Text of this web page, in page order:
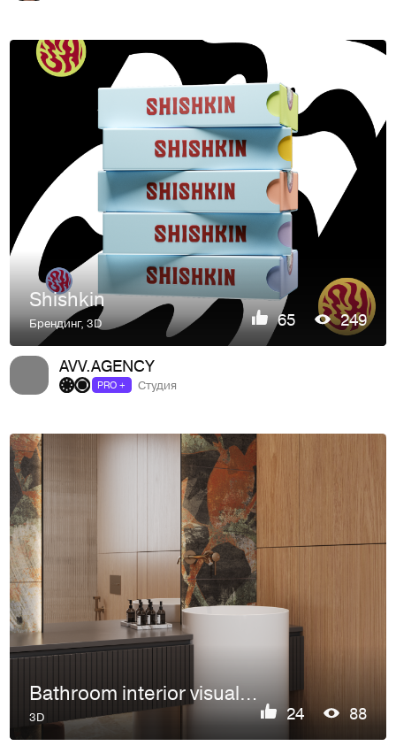
Shishkin
Брендинг,3D 65 249
AVV.AGENCY
PRO + Студия
Bathroom interior visualization (визуализация интерьера санузла)
3D 24 88